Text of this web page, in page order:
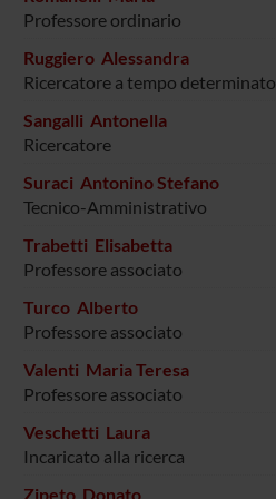
Professore ordinario
Ruggiero Alessandra
Ricercatore a tempo determinato
Sangalli Antonella
Ricercatore
Suraci Antonino Stefano
Tecnico-Amministrativo
Trabetti Elisabetta
Professore associato
Turco Alberto
Professore associato
Valenti Maria Teresa
Professore associato
Veschetti Laura
Incaricato alla ricerca
Zipeto Donato